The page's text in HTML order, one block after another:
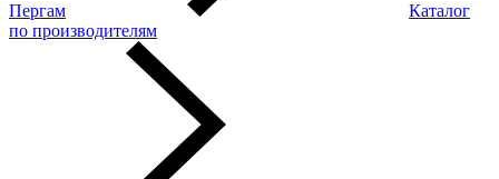
Пергам
Каталог
по производителям